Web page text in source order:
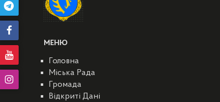
МЕНЮ
Головна
Міська Рада
Громада
Відкриті Дані